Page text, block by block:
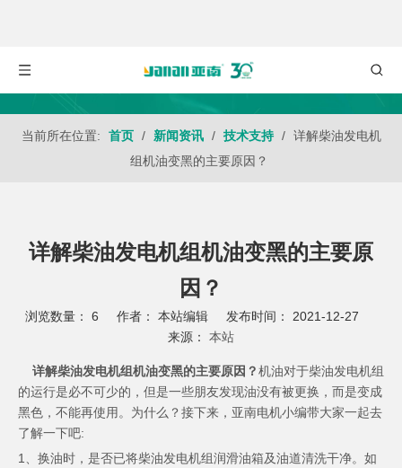
当前所在位置: 首页 / 新闻资讯 / 技术支持 / 详解柴油发电机
组机油变黑的主要原因？
详解柴油发电机组机油变黑的主要原
因？
浏览数量： 6 作者： 本站编辑 发布时间： 2021-12-27
来源： 本站
["wechat","weibo","qzone","douban","email"]
详解柴油发电机组机油变黑的主要原因？机油对于柴油发电机组
的运行是必不可少的，但是一些朋友发现油没有被更换，而是变成
黑色，不能再使用。为什么？接下来，亚南电机小编带大家一起去
了解一下吧:
1、换油时，是否已将柴油发电机组润滑油箱及油道清洗干净。如